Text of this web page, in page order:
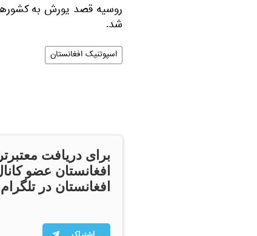
روسیه قصد یورش به
شد.
اسپوتنیک افغانستان
برای دریافت
افغانستان عضو
افغانستان در
اشتراک